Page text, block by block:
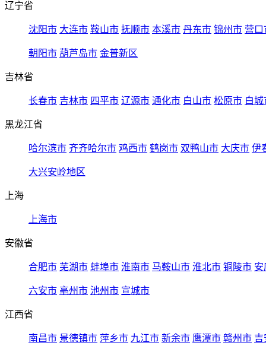
辽宁省
沈阳市 大连市 鞍山市 抚顺市 本溪市 丹东市 锦州市 营口
朝阳市 葫芦岛市 金普新区
吉林省
长春市 吉林市 四平市 辽源市 通化市 白山市 松原市 白城
黑龙江省
哈尔滨市 齐齐哈尔市 鸡西市 鹤岗市 双鸭山市 大庆市 伊
大兴安岭地区
上海
上海市
安徽省
合肥市 芜湖市 蚌埠市 淮南市 马鞍山市 淮北市 铜陵市 安
六安市 亳州市 池州市 宣城市
江西省
南昌市 景德镇市 萍乡市 九江市 新余市 鹰潭市 赣州市 吉